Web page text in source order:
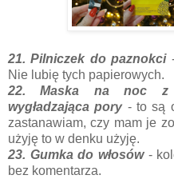
21. Pilniczek do paznokci
Nie lubię tych papierowych.
22. Maska na noc z
wygładzająca pory - to są
zastanawiam, czy mam je
użyję to w denku użyję.
23. Gumka do włosów-
bez komentarza.